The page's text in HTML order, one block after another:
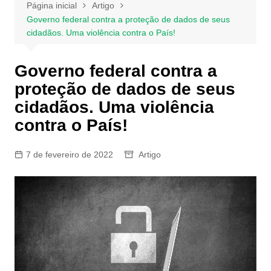
Página inicial
Artigo
Governo federal contra a proteção de dados de seus
cidadãos. Uma violência contra o País!
Governo federal contra a
proteção de dados de seus
cidadãos. Uma violência
contra o País!
7 de fevereiro de 2022 Artigo